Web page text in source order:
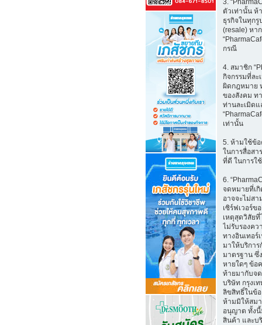
ตัวเท่านั้น ห้
ธุรกิจในทุก
(resale) หา
กรณี
4. สมาชิก
กิจกรรมที่ละ
ผิดกฎหมาย
ของสังคม ท
ท่านละเมิด
เท่านั้น
5. ห้ามใช้ข้
ในการสื่อสา
ที่ดี ในการใ
6.
จดหมายที่เกิ
อาจจะไม่สา
เซิร์ฟเวอร์ข
เหตุสุดวิสัยที่
ไม่รับรองคว
ทางอินเทอร์
มาให้บริกา
มาตรฐาน ซึ่
หายใดๆ ข้อ
ท้ายมากับจด
บริษัท กรุงเ
ลิขสิทธิ์ในข้
ห้ามมิให้สม
อนุญาต ทั้งนี้
สินค้า และบ